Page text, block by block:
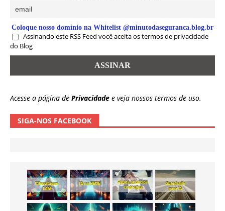
Coloque nosso domínio na Whitelist @minutodaseguranca.blog.br
Assinando este RSS Feed você aceita os termos de privacidade
do Blog
Acesse a página de Privacidade e veja nossos termos de uso.
SIGA-NOS FACEBOOK